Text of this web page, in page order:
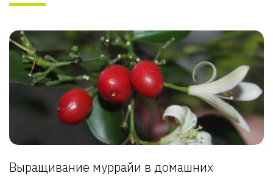
Выращивание муррайи в домашних